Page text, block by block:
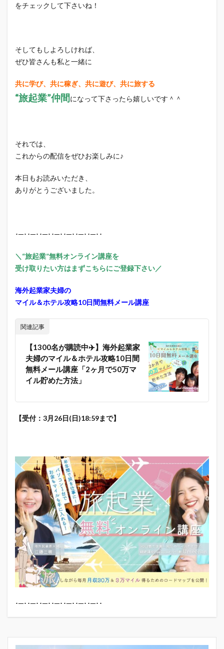
をチェックして下さいね！
そしてもしよろしければ、
ぜひ皆さんも私と一緒に
共に学び、共に稼ぎ、共に遊び、共に旅する
“旅起業”仲間になって下さったら嬉しいです＾＾
それでは、
これからの配信をぜひお楽しみに♪
本日もお読みいただき、
ありがとうございました。
･─･･─･･─･･─･･─･･─･･─･･
＼“旅起業”無料オンライン講座を
受け取りたい方はまずこちらにご登録下さい／
海外起業家夫婦の
マイル＆ホテル攻略10日間無料メール講座
関連記事
【1300名が購読中✈️】海外起業家
夫婦のマイル＆ホテル攻略10日間
無料メール講座「2ヶ月で50万マ
イル貯めた方法」
【受付：3月26日(日)18:59まで】
･─･･─･･─･･─･･─･･─･･─･･